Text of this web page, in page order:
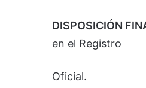
DISPOSICIÓN
en el Registro
Oficial.